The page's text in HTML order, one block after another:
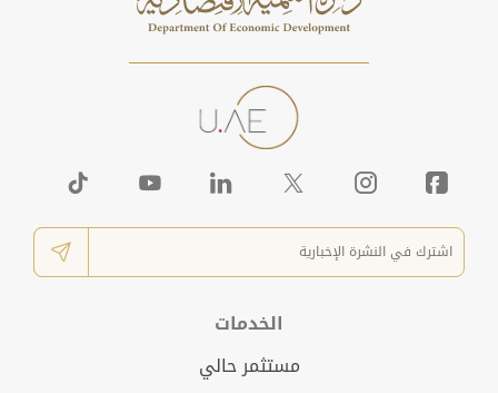
الخدمات
مستثمر حالي